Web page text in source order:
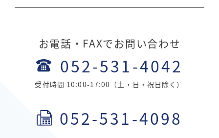
お電話・FAXでお問い合わせ
052-531-4042
受付時間 10:00-17:00（土・日・祝日除く）
052-531-4098